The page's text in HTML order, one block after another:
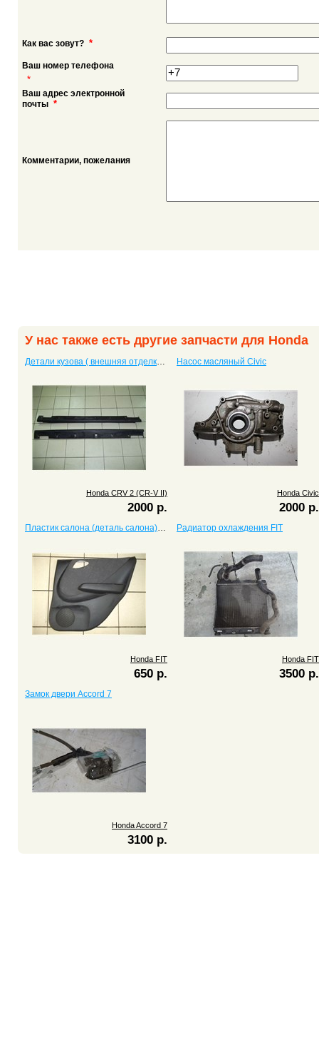
Как вас зовут? *
Ваш номер телефона
*
Ваш адрес электронной
почты *
Комментарии, пожелания
У нас также есть другие запчасти для Honda
Детали кузова ( внешняя отделка) CRV 2 (CR-V II)
Honda CRV 2 (CR-V II)
2000 р.
Насос масляный Civic
Honda Civic
2000 р.
Пластик салона (деталь салона) FIT
Honda FIT
650 р.
Радиатор охлаждения FIT
Honda FIT
3500 р.
Замок двери Accord 7
Honda Accord 7
3100 р.